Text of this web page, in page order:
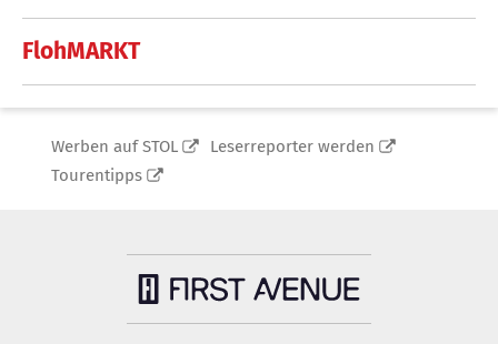
FlohMARKT
Werben auf STOL
Leserreporter werden
Tourentipps